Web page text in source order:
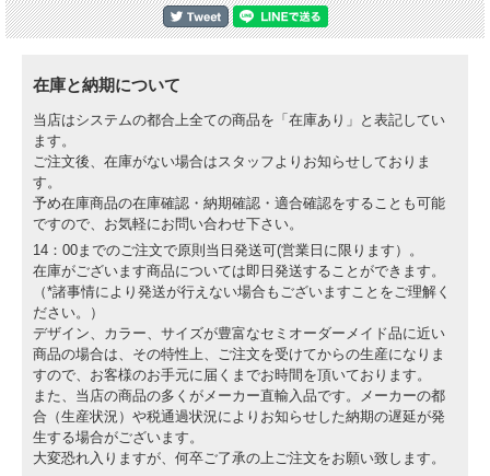
在庫と納期について
当店はシステムの都合上全ての商品を「在庫あり」と表記してい
ます。
ご注文後、在庫がない場合はスタッフよりお知らせしておりま
す。
予め在庫商品の在庫確認・納期確認・適合確認をすることも可能
ですので、お気軽にお問い合わせ下さい。
14：00までのご注文で原則当日発送可(営業日に限ります）。
在庫がございます商品については即日発送することができます。
（*諸事情により発送が行えない場合もございますことをご理解く
ださい。）
デザイン、カラー、サイズが豊富なセミオーダーメイド品に近い
商品の場合は、その特性上、ご注文を受けてからの生産になりま
すので、お客様のお手元に届くまでお時間を頂いております。
また、当店の商品の多くがメーカー直輸入品です。メーカーの都
合（生産状況）や税通過状況によりお知らせした納期の遅延が発
生する場合がございます。
大変恐れ入りますが、何卒ご了承の上ご注文をお願い致します。